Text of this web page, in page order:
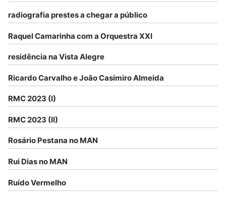
radiografia prestes a chegar a público
Raquel Camarinha com a Orquestra XXI
residência na Vista Alegre
Ricardo Carvalho e João Casimiro Almeida
RMC 2023 (I)
RMC 2023 (II)
Rosário Pestana no MAN
Rui Dias no MAN
Ruído Vermelho